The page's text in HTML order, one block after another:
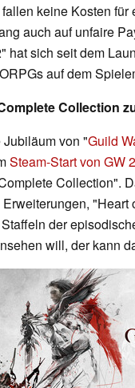
keine Kosten für
auch auf unfaire
hat sich seit dem
auf dem
Collection
von "Guild
Steam-Start von GW 2
Collection".
der
will, der kann